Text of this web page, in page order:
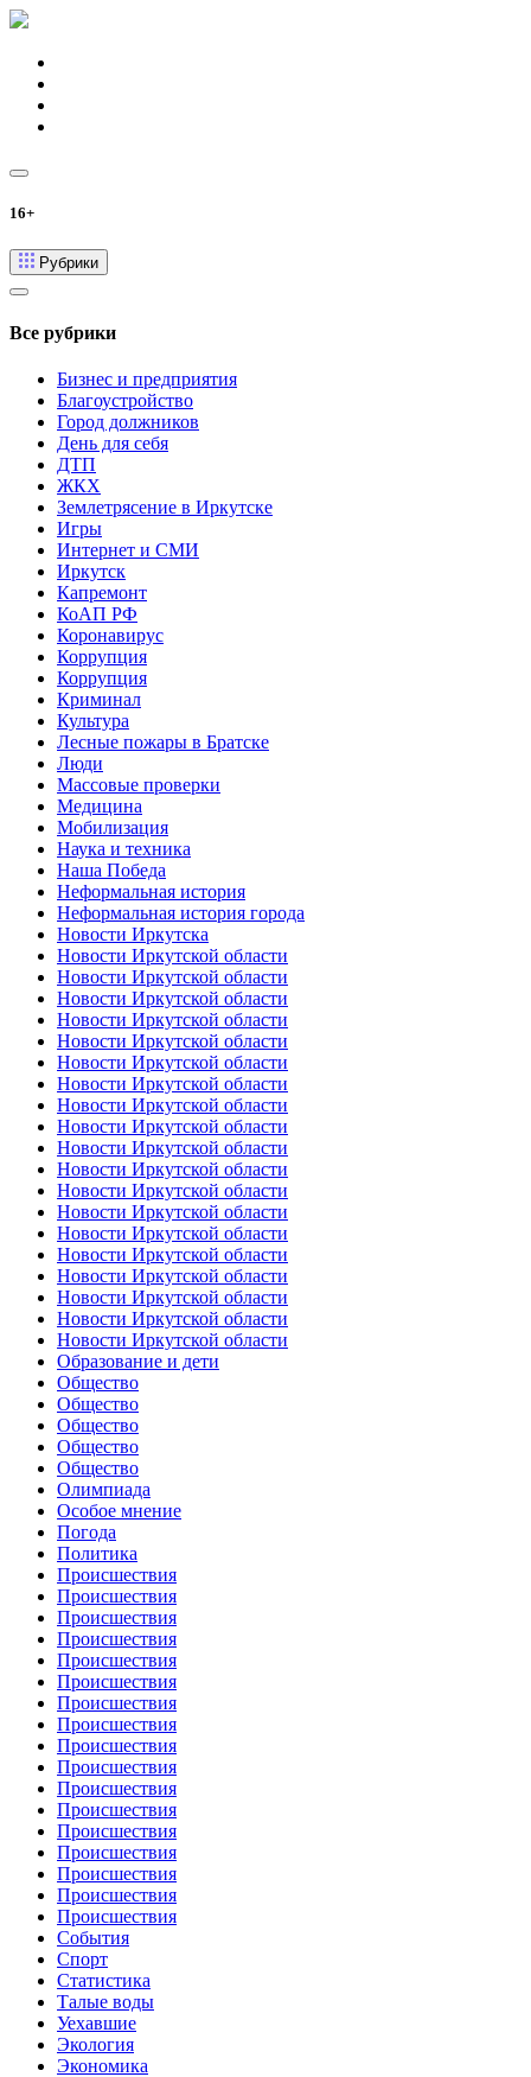
16+
Рубрики
Все рубрики
Бизнес и предприятия
Благоустройство
Город должников
День для себя
ДТП
ЖКХ
Землетрясение в Иркутске
Игры
Интернет и СМИ
Иркутск
Капремонт
КоАП РФ
Коронавирус
Коррупция
Коррупция
Криминал
Культура
Лесные пожары в Братске
Люди
Массовые проверки
Медицина
Мобилизация
Наука и техника
Наша Победа
Неформальная история
Неформальная история города
Новости Иркутска
Новости Иркутской области
Новости Иркутской области
Новости Иркутской области
Новости Иркутской области
Новости Иркутской области
Новости Иркутской области
Новости Иркутской области
Новости Иркутской области
Новости Иркутской области
Новости Иркутской области
Новости Иркутской области
Новости Иркутской области
Новости Иркутской области
Новости Иркутской области
Новости Иркутской области
Новости Иркутской области
Новости Иркутской области
Новости Иркутской области
Новости Иркутской области
Образование и дети
Общество
Общество
Общество
Общество
Общество
Олимпиада
Особое мнение
Погода
Политика
Происшествия
Происшествия
Происшествия
Происшествия
Происшествия
Происшествия
Происшествия
Происшествия
Происшествия
Происшествия
Происшествия
Происшествия
Происшествия
Происшествия
Происшествия
Происшествия
Происшествия
События
Спорт
Статистика
Талые воды
Уехавшие
Экология
Экономика